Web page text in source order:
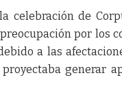
celebración de
por los
a las
generar